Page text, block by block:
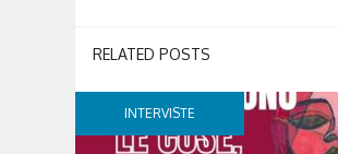
RELATED POSTS
INTERVISTE